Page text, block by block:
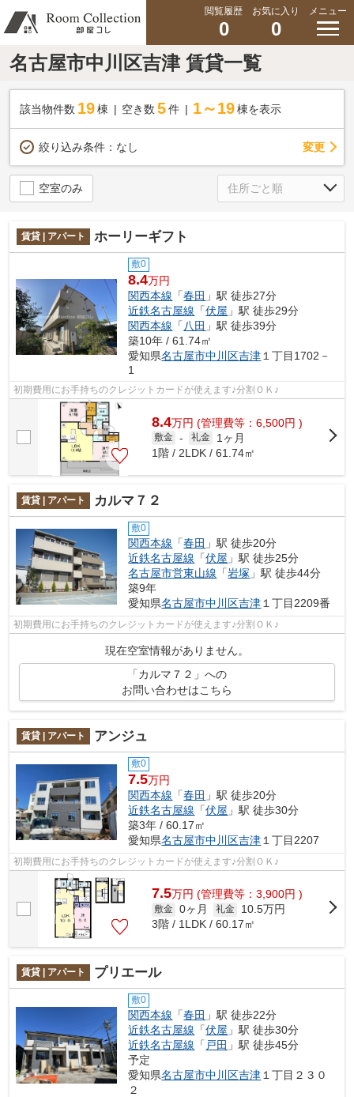
閲覧履歴
0
お気に入り
0
メニュー
名古屋市中川区吉津 賃貸一覧
該当物件数 19棟 空き数 5 件 1～19 棟を表示
絞り込み条件： なし 変更
空室のみ
賃貸 | アパート ホーリーギフト
敷0
8.4万円
関西本線 「春田 」駅 徒歩27分
近鉄名古屋線 「伏屋 」駅 徒歩29分
関西本線 「八田 」駅 徒歩39分
築10年 / 61.74㎡
愛知県名古屋市中川区吉津１丁目1702－
1
初期費用にお手持ちのクレジットカードが使えます♪分割ＯＫ♪
8.4万円 (管理費等：6,500円 )
敷金 - 礼金
1ヶ月
1階 / 2LDK / 61.74㎡
賃貸 | アパート カルマ７２
敷0
関西本線 「春田 」駅 徒歩20分
近鉄名古屋線 「伏屋 」駅 徒歩25分
名古屋市営東山線 「岩塚 」駅 徒歩44分
築9年
愛知県名古屋市中川区吉津 １丁目2209番
初期費用にお手持ちのクレジットカードが使えます♪分割ＯＫ♪
現在空室情報がありません。
「カルマ７２」への
お問い合わせはこちら
賃貸 | アパート アンジュ
敷0
7.5万円
関西本線 「春田 」駅 徒歩20分
近鉄名古屋線 「伏屋 」駅 徒歩30分
築3年 / 60.17㎡
愛知県名古屋市中川区吉津 １丁目2207
初期費用にお手持ちのクレジットカードが使えます♪分割ＯＫ♪
7.5万円 (管理費等：3,900円 )
敷金 0ヶ月 礼金
10.5万円
3階 / 1LDK / 60.17㎡
賃貸 | アパート プリエール
敷0
関西本線 「春田 」駅 徒歩22分
近鉄名古屋線 「伏屋 」駅 徒歩30分
近鉄名古屋線 「 戸田 」駅 徒歩45分
予定
愛知県名古屋市中川区吉津 １丁目２３０
２